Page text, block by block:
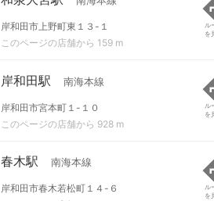
岸和田市上野町東１３-１
このページの店舗から 159 m
ル
を
岸和田駅 南海本線
岸和田市宮本町１-１０
このページの店舗から 928 m
ル
を
春木駅 南海本線
岸和田市春木若松町１４-６
ル
を